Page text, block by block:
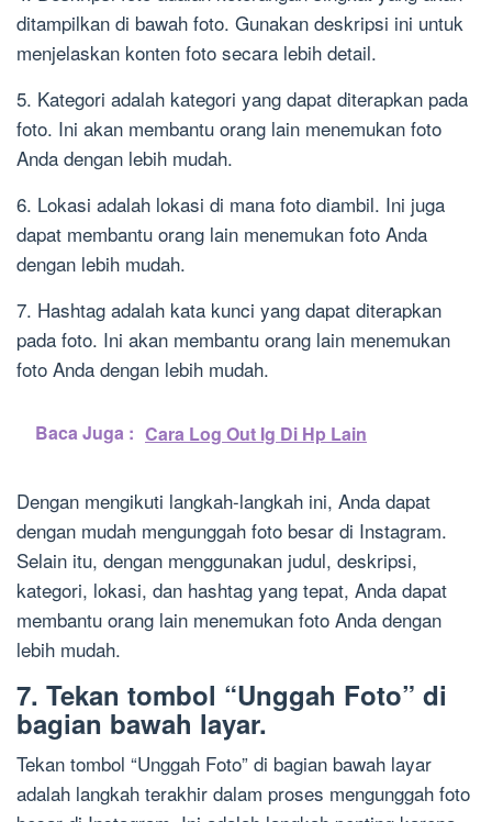
ditampilkan di bawah foto. Gunakan deskripsi ini untuk
menjelaskan konten foto secara lebih detail.
5. Kategori adalah kategori yang dapat diterapkan pada
foto. Ini akan membantu orang lain menemukan foto
Anda dengan lebih mudah.
6. Lokasi adalah lokasi di mana foto diambil. Ini juga
dapat membantu orang lain menemukan foto Anda
dengan lebih mudah.
7. Hashtag adalah kata kunci yang dapat diterapkan
pada foto. Ini akan membantu orang lain menemukan
foto Anda dengan lebih mudah.
Baca Juga : Cara Log Out Ig Di Hp Lain
Dengan mengikuti langkah-langkah ini, Anda dapat
dengan mudah mengunggah foto besar di Instagram.
Selain itu, dengan menggunakan judul, deskripsi,
kategori, lokasi, dan hashtag yang tepat, Anda dapat
membantu orang lain menemukan foto Anda dengan
lebih mudah.
7. Tekan tombol “Unggah Foto” di
bagian bawah layar.
Tekan tombol “Unggah Foto” di bagian bawah layar
adalah langkah terakhir dalam proses mengunggah foto